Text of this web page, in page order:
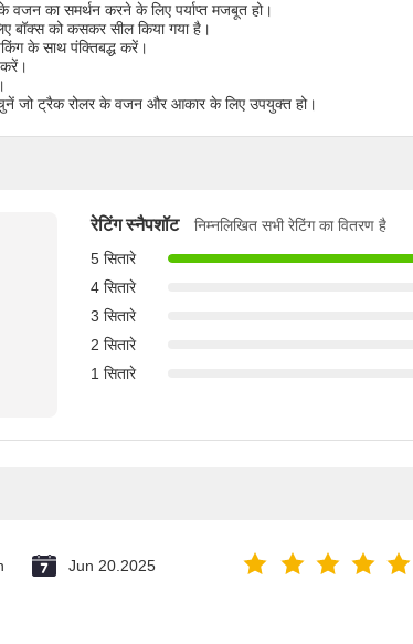
वजन का समर्थन करने के लिए पर्याप्त मजबूत हो।
बॉक्स को कसकर सील किया गया है।
के साथ पंक्तिबद्ध करें।
करें।
चुनें जो ट्रैक रोलर के वजन और आकार के लिए उपयुक्त हो।
रेटिंग स्नैपशॉट
निम्नलिखित सभी रेटिंग का वितरण है
5 सितारे
4 सितारे
3 सितारे
2 सितारे
1 सितारे
Jun 20.2025